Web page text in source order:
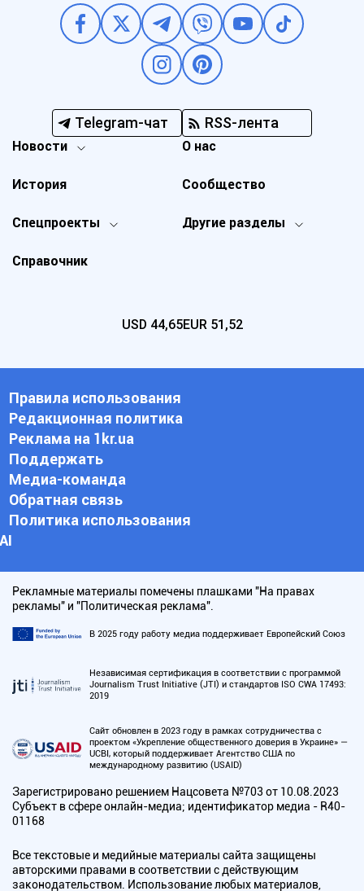
Telegram-чат RSS-лента
Новости
Спецпроекты Другие разделы
История
О нас
Справочник
Сообщество
USD 44,65EUR 51,52
Правила использования
Редакционная политика
Реклама на 1kr.ua
Поддержать
Медиа-команда
Обратная связь
Политика использования
АI
Рекламные материалы помечены плашками "На правах
рекламы" и "Политическая реклама".
В 2025 году работу медиа поддерживает Европейский Союз
Независимая сертификация в соответствии с программой
Journalism Trust Initiative (JTI) и стандартов ISO CWA 17493:
2019
Сайт обновлен в 2023 году в рамках сотрудничества с
проектом «Укрепление общественного доверия в Украине» —
UCBI, который поддерживает Агентство США по
международному развитию (USAID)
Зарегистрировано решением Нацсовета №703 от 10.08.2023
Субъект в сфере онлайн-медиа; идентификатор медиа - R40-
01168
Все текстовые и медийные материалы сайта защищены
авторскими правами в соответствии с действующим
законодательством. Использование любых материалов,